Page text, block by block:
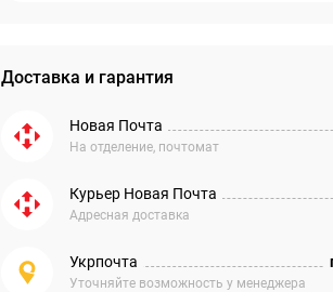
Доставка и гарантия
Новая Почта
На отделение, почтомат
Курьер Новая Почта
Адресная доставка
Укрпочта
Уточняйте возможность у менеджера